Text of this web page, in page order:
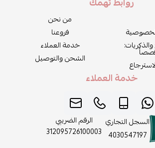
من نحن
فروعنا
خدمة العملاء
الشحن والتوصيل
خدمة العملاء
السجل التجاري
4030547197
الرقم الضريبي
312095726100003